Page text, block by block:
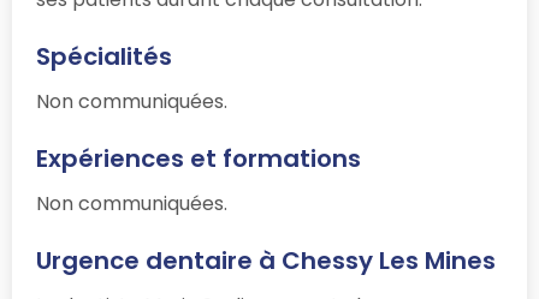
Spécialités
Non communiquées.
Expériences et formations
Non communiquées.
Urgence dentaire à Chessy Les Mines